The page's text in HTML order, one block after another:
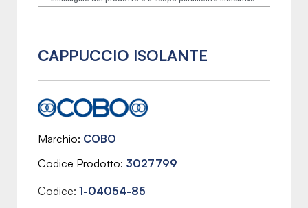
CAPPUCCIO ISOLANTE
Marchio COBO
Codice Prodotto 3027799
Codice: 1-04054-85